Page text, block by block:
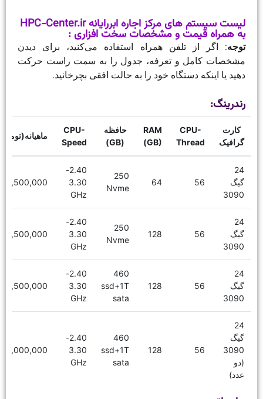
لیست سیستم های مرکز اجاره ابررایانه HPC-Center.ir
به همراه قیمت و مشخصات سخت افزاری :
توجه: اگر از تلفن همراه استفاده می‌کنید، برای دیدن
مشخصات کامل و تعرفه، جدول را به سمت راست حرکت
دهید یا اینکه دستگاه خود را به حالت افقی بچرخانید.
رندرینگ:
کارت
گرافیک
CPU-
Thread
RAM
(GB)
حافظه
(GB)
CPU-
Speed
24
گیگ
3090
56
64
250
Nvme
2.40-
3.30
GHz
16,500,000
24
گیگ
3090
56
128
250
Nvme
2.40-
3.30
GHz
18,500,000
24
گیگ
3090
56
128
460
ssd+1T
sata
2.40-
3.30
GHz
19,500,000
24
گیگ
3090
(دو
عدد)
56
128
460
ssd+1T
sata
2.40-
3.30
GHz
27,000,000